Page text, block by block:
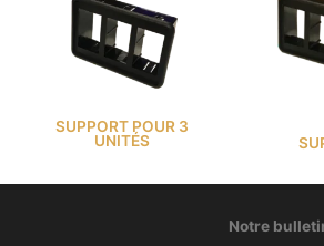
SUPPORT POUR 3
UNITÉS
Notre